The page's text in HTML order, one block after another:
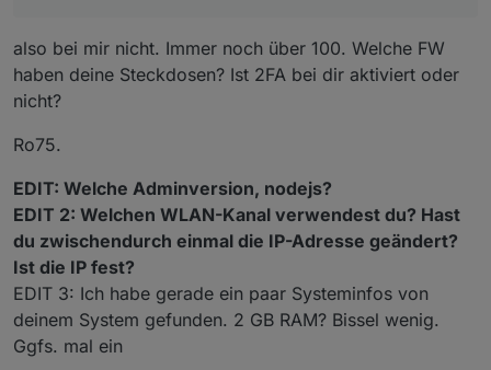
also bei mir nicht. Immer noch über 100. Welche FW
haben deine Steckdosen? Ist 2FA bei dir aktiviert oder
nicht?
Ro75.
EDIT: Welche Adminversion, nodejs?
EDIT 2: Welchen WLAN-Kanal verwendest du? Hast
du zwischendurch einmal die IP-Adresse geändert?
Ist die IP fest?
EDIT 3: Ich habe gerade ein paar Systeminfos von
deinem System gefunden. 2 GB RAM? Bissel wenig.
Ggfs. mal ein